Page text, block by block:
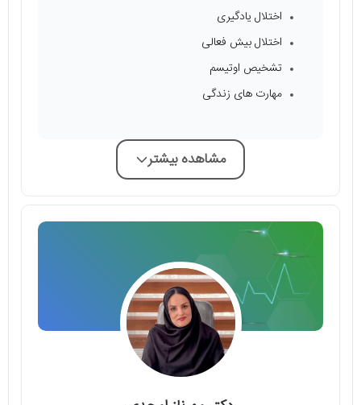
اختلال یادگیری
اختلال بیش فعالی
تشخیص اوتیسم
مهارت های زندگی
مشاهده بیشتر